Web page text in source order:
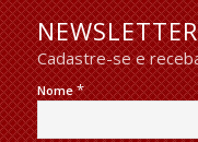
NEWSLETTER
Cadastre-se e
Nome*